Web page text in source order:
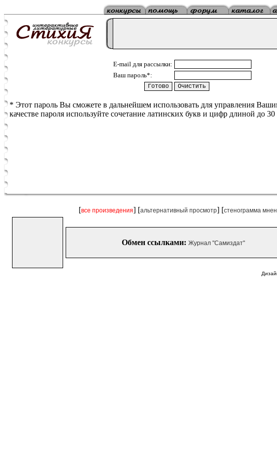
E-mail для рассылки:
Ваш пароль*:
* Этот пароль Вы сможете в дальнейшем использовать для управления
качестве пароля используйте сочетание латинских букв и цифр длиной до
[все произведения] [альтернативный просмотр] [стенограмма
Обмен ссылками: Журнал "Самиздат"